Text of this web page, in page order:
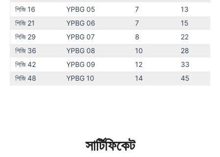
পিজি 16
YPBG 05 7
13
পিজি 21
YPBG 06 7
15
পিজি 29
YPBG 07 8
22
পিজি 36
YPBG 08 10
28
পিজি 42
YPBG 09 12
33
পিজি 48
YPBG 10 14 45
সার্টিফিকেট